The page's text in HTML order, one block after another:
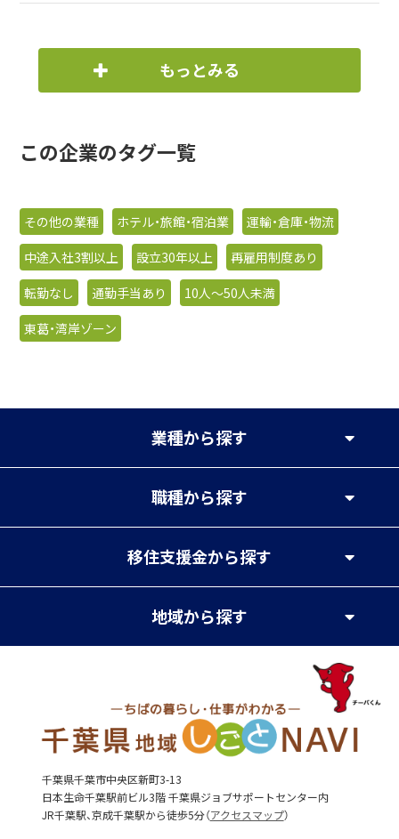
もっとみる
この企業のタグ一覧
その他の業種 ホテル・旅館・宿泊業
運輸・倉庫・物流
中途入社3割以上
設立30年以上
再雇用制度あり
転勤なし
通勤手当あり
10人〜50人未満
東葛・湾岸ゾーン
業種から探す
職種から探す
移住支援金から探す
地域から探す
千葉県千葉市中央区新町3-13
日本生命千葉駅前ビル3階 千葉県ジョブサポートセンター内
JR千葉駅、京成千葉駅から徒歩5分（アクセスマップ）